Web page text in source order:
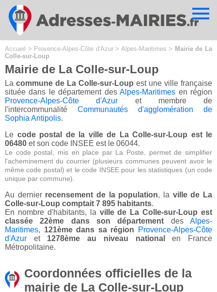
Accueil > Provence-Alpes-Côte d'Azur> Alpes-Maritimes > Mairie de La
Colle-sur-Loup
Mairie de La Colle-sur-Loup
La commune de La Colle-sur-Loup est une ville française
située dans le département desAlpes-Maritimes en région
Provence-Alpes-Côte d'Azur et membre de
l'intercommunalité Communautés d'agglomération de
Sophia Antipolis.
Le code postal de la ville de La Colle-sur-Loup est le
06480 et son code INSEE est le 06044.
Le code postal, mis en place par La Poste, permet de simplifier
l'acheminement du courrier (plusieurs communes peuvent avoir le
même code postal) et le code INSEE pour les statistiques (un code
unique par commune).
Au dernier recensement de la population, la ville de La
Colle-sur-Loup comptait 7 895 habitants.
En nombre d'habitants, la ville de La Colle-sur-Loup est
classée 22ème dans son département desAlpes-
Maritimes, 121ème dans sa région
Provence-Alpes-Côte
d'Azur et 1278ème au niveau national
en France
Métropolitaine.
Coordonnées officielles de la
mairie de La Colle-sur-Loup
Cookies management panel